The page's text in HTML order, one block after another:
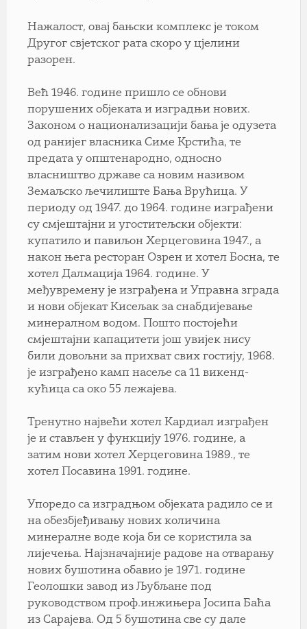
Нажалост, овај бањски комплекс је током
Другог свјетског рата скоро у цјелини
разорен.
Већ 1946. године пришло се обнови
порушених објеката и изградњи нових.
Законом о национализацији бања је одузета
од ранијег власника Симе Крстића, те
предата у општенародно, односно
власништво државе са новим називом
Земаљско љечилиште Бања Врућица. У
периоду од 1947. до 1964. године изграђени
су смјештајни и угоститељски објекти:
купатило и павиљон Херцеговина 1947., а
након њега ресторан Озрен и хотел Босна, те
хотел Далмација 1964. године. У
међувремену је изграђена и Управна зграда
и нови објекат Кисељак за снабдијевање
минералном водом. Пошто постојећи
смјештајни капацитети још увијек нису
били довољни за прихват свих гостију, 1968.
је изграђено камп насеље са 11 викенд-
кућица са око 55 лежајева.
Тренутно највећи хотел Кардиал изграђен
је и стављен у функцију 1976. године, а
затим нови хотел Херцеговина 1989., те
хотел Посавина 1991. године.
Упоредо са изградњом објеката радило се и
на обезбјеђивању нових количина
минералне воде која би се користила за
лијечења. Најзначајније радове на отварању
нових бушотина обавио је 1971. године
Геолошки завод из Љубљане под
руководством проф.инжињера Јосипа Баћа
из Сарајева. Од 5 бушотина све су дале